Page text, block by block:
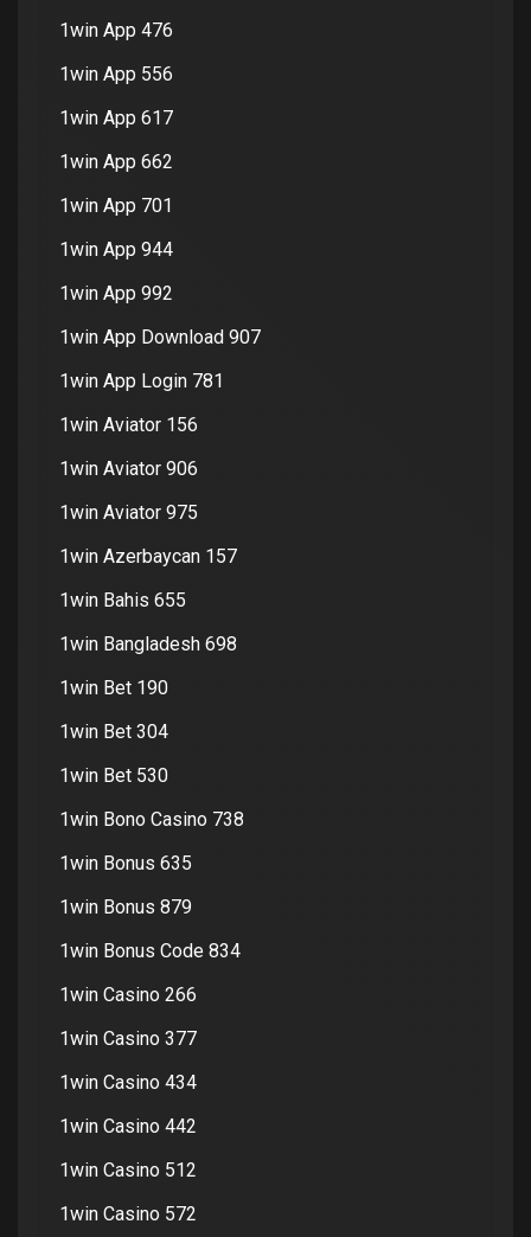
1win App 476
1win App 556
1win App 617
1win App 662
1win App 701
1win App 944
1win App 992
1win App Download 907
1win App Login 781
1win Aviator 156
1win Aviator 906
1win Aviator 975
1win Azerbaycan 157
1win Bahis 655
1win Bangladesh 698
1win Bet 190
1win Bet 304
1win Bet 530
1win Bono Casino 738
1win Bonus 635
1win Bonus 879
1win Bonus Code 834
1win Casino 266
1win Casino 377
1win Casino 434
1win Casino 442
1win Casino 512
1win Casino 572